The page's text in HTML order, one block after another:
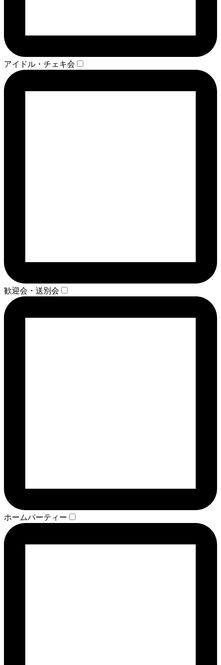
アイドル・チェキ会
歓迎会・送別会
ホームパーティー